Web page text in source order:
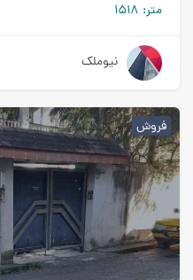
متر: 1518
نیوملک
فروش